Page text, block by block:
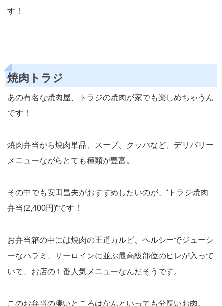
す！
焼肉トラジ
あの有名な焼肉屋、トラジの焼肉が家でも楽しめちゃうん
です！
焼肉弁当から焼肉単品、スープ、クッパなど、デリバリー
メニューながらとても種類が豊富。
その中でも安田昌夫がおすすめしたいのが、“トラジ焼肉
弁当(2,400円)”です！
お弁当箱の中には焼肉の王道カルビ、ヘルシーでジューシ
ーなハラミ、サーロインに並ぶ最高級部位のヒレが入って
いて、お店の１番人気メニューなんだそうです。
このお弁当の凄いところはなんといっても分厚いお肉。